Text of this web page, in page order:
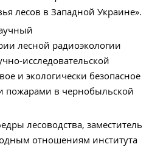
лесов в Западной Украине».
лесной радиоэкологии
исследовательской
и экологически безопасное
пожарами в чернобыльской
лесоводства, заместитель
отношениям института